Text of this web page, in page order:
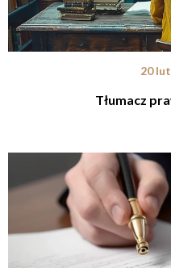
20
Tłumacz